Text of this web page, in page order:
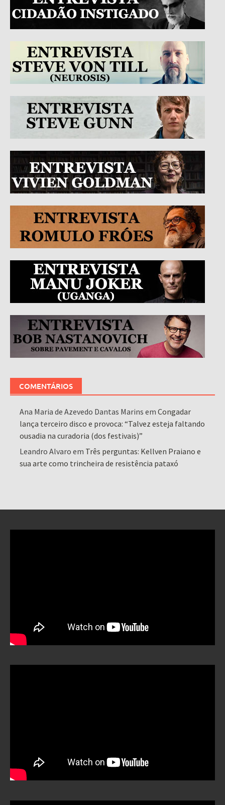
COMENTÁRIOS
Ana Maria de Azevedo Dantas Marins emCongadar
lança terceiro disco e provoca: “Talvez esteja faltando
ousadia na curadoria (dos festivais)”
Leandro Alvaro em Três perguntas: Kellven Praiano e
sua arte como trincheira de resistência pataxó